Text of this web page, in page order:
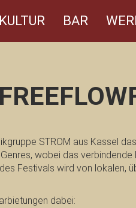
BAR
STROM aus Kassel
wobei das verbindende
Festivals wird von lokalen,
dabei: